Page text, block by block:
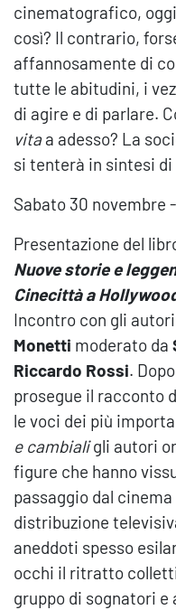
cinematografico,
così? Il contrario,
affannosamente di
tutte le abitudini, i
di agire e di parlare.
vitaa adesso? La
si tenterà in sintesi
Sabato 30 novembre
Presentazione del
Nuove storie e
Cinecittà a
Incontro con gli autori
Monetti moderato da
Riccardo Rossi. Dopo
prosegue il racconto
le voci dei più
e cambialigli autori
figure che hanno
passaggio dal cinema
distribuzione
aneddoti spesso
occhi il ritratto
gruppo di sognatori